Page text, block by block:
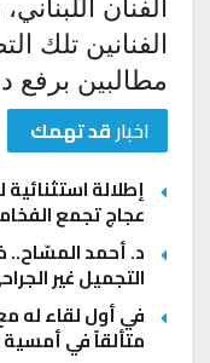
الفنانين تلك
مطالبين
اخبارقد تهمك
إطلالة
عجاج تجمع
د. أحمد المسّاح..
التجميل غير
في أول لقاء له
متألقاً في أمسية